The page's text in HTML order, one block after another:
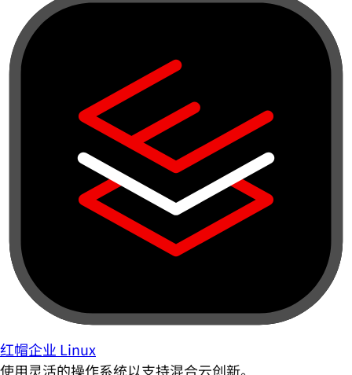
红帽企业 Linux
使用灵活的操作系统以支持混合云创新。